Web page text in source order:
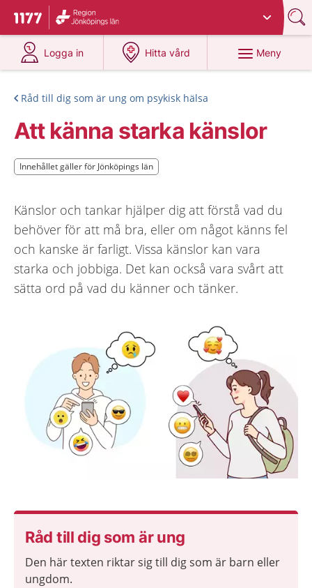
Till startsidan för 1177
Du har valt region
Logga in
på 1177.se
Hitta vård
på 1177.se
Meny
Råd till dig som är ung om psykisk hälsa
Att känna starka känslor
Innehållet gäller för Jönköpings län
Innehållet gäller för Jönköpings län
Känslor och tankar hjälper dig att förstå vad du
behöver för att må bra, eller om något känns fel
och kanske är farligt. Vissa känslor kan vara
starka och jobbiga. Det kan också vara svårt att
sätta ord på vad du känner och tänker.
Råd till dig som är ung
Den här texten riktar sig till dig som är barn eller
ungdom.